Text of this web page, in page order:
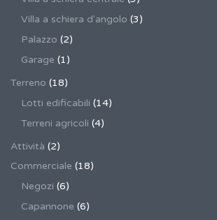
Villa a schiera d'angolo (3)
Palazzo (2)
Garage (1)
Terreno (18)
Lotti edificabili (14)
Terreni agricoli (4)
Attività (2)
Commerciale (18)
Negozi (6)
Capannone (6)